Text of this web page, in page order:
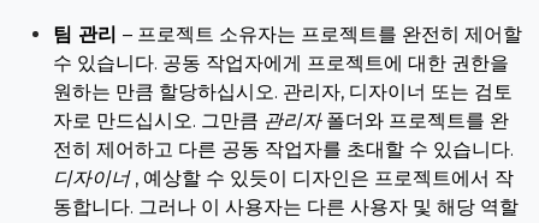
팀 관리 – 프로젝트 소유자는 프로젝트를 완전히 제어할
수 있습니다. 공동 작업자에게 프로젝트에 대한 권한을
원하는 만큼 할당하십시오. 관리자, 디자이너 또는 검토
자로 만드십시오. 그만큼 관리자 폴더와 프로젝트를 완
전히 제어하고 다른 공동 작업자를 초대할 수 있습니다.
디자이너 , 예상할 수 있듯이 디자인은 프로젝트에서 작
동합니다. 그러나 이 사용자는 다른 사용자 및 해당 역할